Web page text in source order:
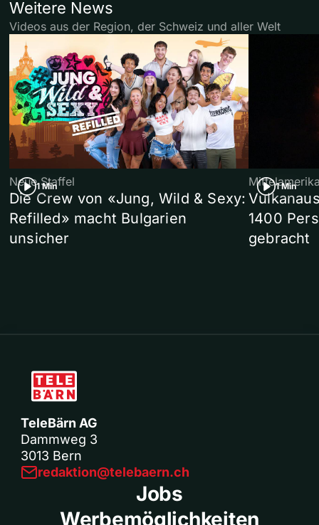
Weitere News
Videos aus der Region, der Schweiz und aller Welt
1 Min
Neue Staffel
Die Crew von «Jung, Wild & Sexy:
Refilled» macht Bulgarien
unsicher
1 Min
1400
gebracht
TeleBärn AG
Dammweg 3
3013 Bern
redaktion@telebaern.ch
Jobs
Werbemöglichkeiten